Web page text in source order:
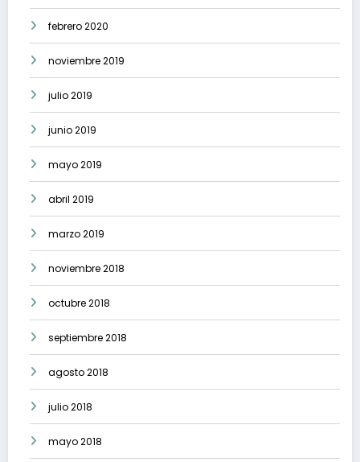
febrero 2020
noviembre 2019
julio 2019
junio 2019
mayo 2019
abril 2019
marzo 2019
noviembre 2018
octubre 2018
septiembre 2018
agosto 2018
julio 2018
mayo 2018